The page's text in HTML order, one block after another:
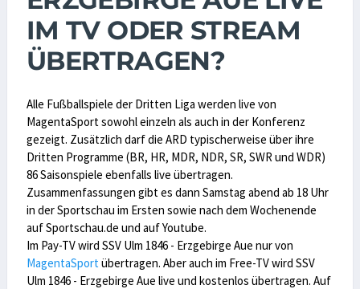
IM TV ODER STREAM
ÜBERTRAGEN?
Alle Fußballspiele der Dritten Liga werden live von
MagentaSport sowohl einzeln als auch in der Konferenz
gezeigt. Zusätzlich darf die ARD typischerweise über ihre
Dritten Programme (BR, HR, MDR, NDR, SR, SWR und WDR)
86 Saisonspiele ebenfalls live übertragen.
Zusammenfassungen gibt es dann Samstag abend ab 18 Uhr
in der Sportschau im Ersten sowie nach dem Wochenende
auf Sportschau.de und auf Youtube.
Im Pay-TV wird SSV Ulm 1846 - Erzgebirge Aue nur von
MagentaSportübertragen. Aber auch im Free-TV wird SSV
Ulm 1846 - Erzgebirge Aue live und kostenlos übertragen. Auf